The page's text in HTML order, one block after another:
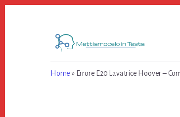
Home » Errore E20 Lavatrice Hoover –